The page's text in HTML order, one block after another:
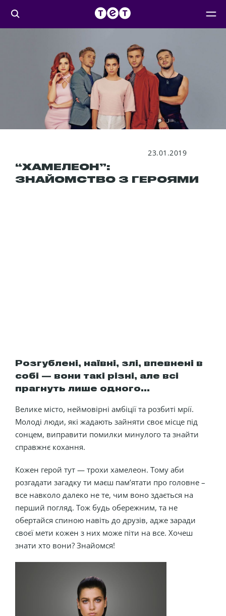
23.01.2019
“ХАМЕЛЕОН”:
ЗНАЙОМСТВО З ГЕРОЯМИ
Розгублені, наївні, злі, впевнені в
собі — вони такі різні, але всі
прагнуть лише одного…
Велике місто, неймовірні амбіції та розбиті мрії.
Молоді люди, які жадають зайняти своє місце під
сонцем, виправити помилки минулого та знайти
справжнє кохання.
Кожен герой тут — трохи хамелеон. Тому аби
розгадати загадку ти маєш пам’ятати про головне –
все навколо далеко не те, чим воно здається на
перший погляд. Тож будь обережним, та не
обертайся спиною навіть до друзів, адже заради
своєї мети кожен з них може піти на все. Хочеш
знати хто вони? Знайомся!